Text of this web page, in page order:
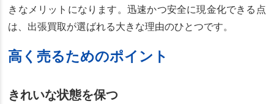
きなメリットになります。迅速かつ安全に現金化できる点
は、出張買取が選ばれる大きな理由のひとつです。
高く売るためのポイント
きれいな状態を保つ